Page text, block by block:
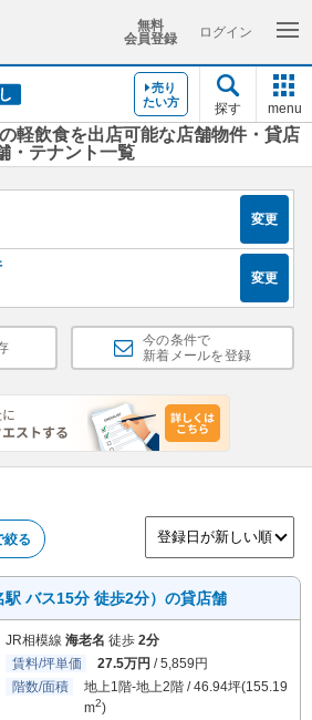
無料
会員登録
ログイン
売り
たい方
探す menu
軽飲食を出店可能な店舗物件・貸店
・テナント一覧
変更
変更
今の条件で
新着メールを登録
絞る
バス15分 徒歩2分）の貸店舗
JR相模線 海老名 徒歩 2分
賃料/坪単価
27.5万円 / 5,859円
階数/面積
地上1階-地上2階 / 46.94坪(155.19
m2)